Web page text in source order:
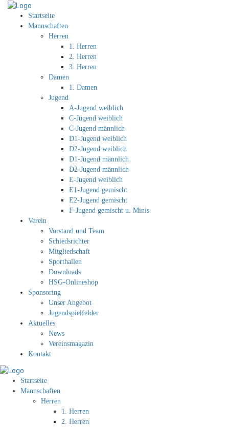
Startseite
Mannschaften
Herren
1. Herren
2. Herren
3. Herren
Damen
1. Damen
Jugend
A-Jugend weiblich
C-Jugend weiblich
C-Jugend männlich
D1-Jugend weiblich
D2-Jugend weiblich
D1-Jugend männlich
D2-Jugend männlich
E-Jugend weiblich
E1-Jugend gemischt
E2-Jugend gemischt
F-Jugend gemischt u. Minis
Verein
Vorstand und Team
Schiedsrichter
Mitgliedschaft
Sporthallen
Downloads
HSG-Onlineshop
Sponsoring
Unser Angebot
Jugendspielfelder
Aktuelles
News
Vereinsmagazin
Kontakt
Startseite
Mannschaften
Herren
1. Herren
2. Herren